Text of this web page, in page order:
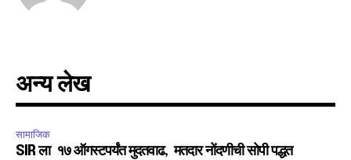
अन्य लेख
सामाजिक
SIR ला १७ ऑगस्टपर्यंत मुदतवाढ, मतदार नोंदणीची सोपी पद्धत